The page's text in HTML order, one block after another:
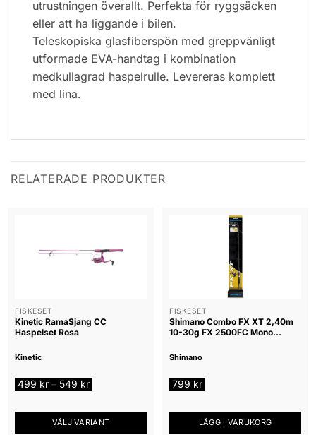
utrustningen överallt. Perfekta för ryggsäcken
eller att ha liggande i bilen.
Teleskopiska glasfiberspön med greppvänligt
utformade EVA-handtag i kombination
medkullagrad haspelrulle. Levereras komplett
med lina.
RELATERADE PRODUKTER
FISKESET
Kinetic RamaSjang CC
Haspelset Rosa
Kinetic
499 kr – 549 krPrisintervall:
499 kr
549 kr
VÄLJ VARIANT
FISKESET
Shimano Combo FX XT 2,40m
10-30g FX 2500FC Mono
Shimano
799 kr
LÄGG I VARUKORG